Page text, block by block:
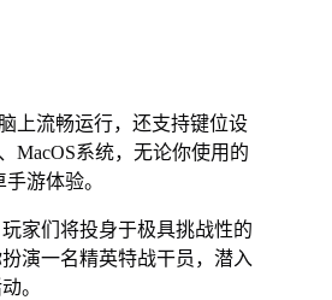
上流畅运行，还支持键位设
MacOS系统，无论你使用的
游体验。
家们将投身于极具挑战性的
演一名精英特战干员，潜入
。